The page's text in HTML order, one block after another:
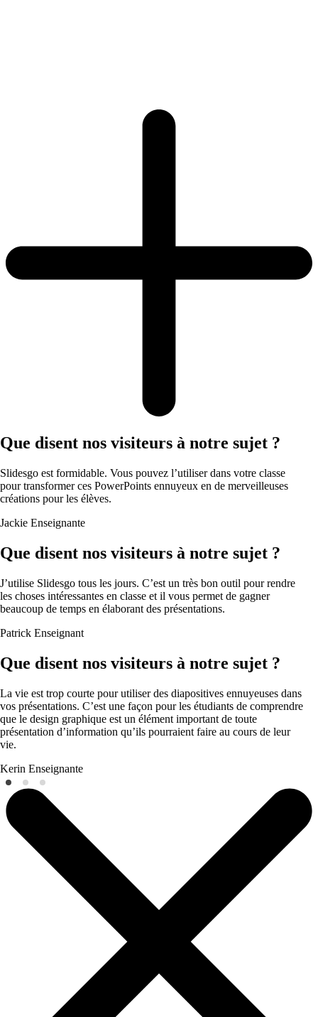
Que disent nos visiteurs à notre sujet ?
Slidesgo est formidable. Vous pouvez l’utiliser dans votre classe
pour transformer ces PowerPoints ennuyeux en de merveilleuses
créations pour les élèves.
Jackie Enseignante
Que disent nos visiteurs à notre sujet ?
J’utilise Slidesgo tous les jours. C’est un très bon outil pour rendre
les choses intéressantes en classe et il vous permet de gagner
beaucoup de temps en élaborant des présentations.
Patrick Enseignant
Que disent nos visiteurs à notre sujet ?
La vie est trop courte pour utiliser des diapositives ennuyeuses dans
vos présentations. C’est une façon pour les étudiants de comprendre
que le design graphique est un élément important de toute
présentation d’information qu’ils pourraient faire au cours de leur
vie.
Kerin Enseignante